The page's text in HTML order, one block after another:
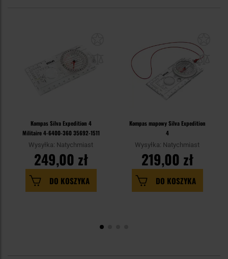
Kompas Silva Expedition 4
Militaire 4-6400-360 35692-1511
Wysyłka: Natychmiast
249,00 zł
DO KOSZYKA
Kompas mapowy Silva Expedition
4
Wysyłka: Natychmiast
219,00 zł
DO KOSZYKA